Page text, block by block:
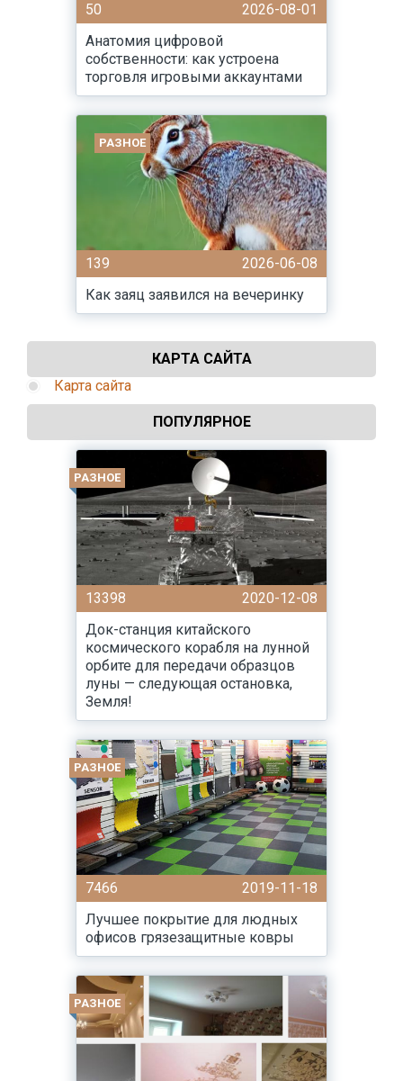
50
2026-08-01
Анатомия цифровой
собственности: как устроена
торговля игровыми аккаунтами
РАЗНОЕ
139
2026-06-08
Как заяц заявился на вечеринку
КАРТА САЙТА
Карта сайта
ПОПУЛЯРНОЕ
РАЗНОЕ
13398
2020-12-08
Док-станция китайского
космического корабля на лунной
орбите для передачи образцов
луны — следующая остановка,
Земля!
РАЗНОЕ
7466
2019-11-18
Лучшее покрытие для людных
офисов грязезащитные ковры
РАЗНОЕ